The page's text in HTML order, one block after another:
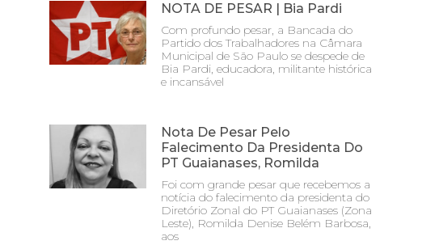
NOTA DE PESAR | Bia Pardi
Com profundo pesar, a Bancada do
Partido dos Trabalhadores na Câmara
Municipal de São Paulo se despede de
Bia Pardi, educadora, militante histórica
e incansável
Nota De Pesar Pelo
Falecimento Da Presidenta Do
PT Guaianases, Romilda
Foi com grande pesar que recebemos a
notícia do falecimento da presidenta do
Diretório Zonal do PT Guaianases (Zona
Leste), Romilda Denise Belém Barbosa,
aos